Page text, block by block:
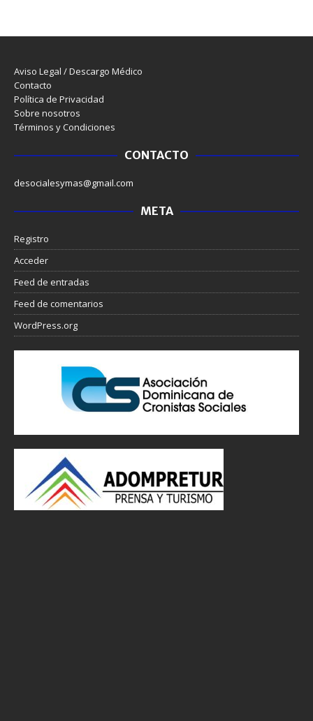
Aviso Legal / Descargo Médico
Contacto
Política de Privacidad
Sobre nosotros
Términos y Condiciones
CONTACTO
desocialesymas@gmail.com
META
Registro
Acceder
Feed de entradas
Feed de comentarios
WordPress.org